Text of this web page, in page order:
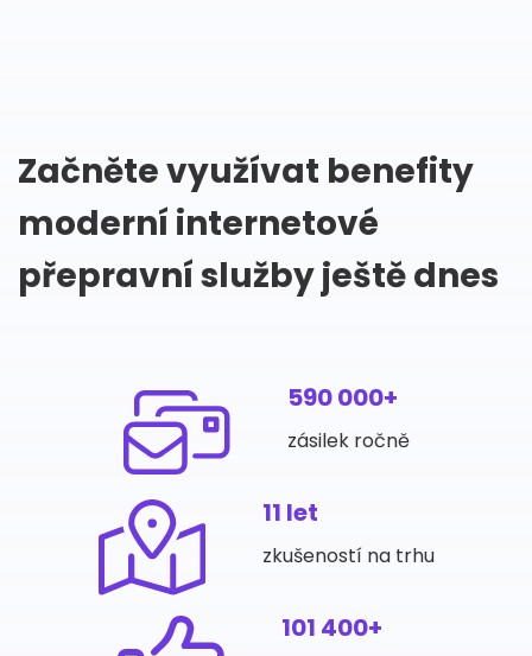
Začněte využívat benefity
moderní internetové
přepravní služby ještě dnes
590 000+
zásilek ročně
11 let
zkušeností na trhu
101 400+